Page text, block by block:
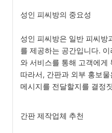
성인 피씨방의 중요성
성인 피씨방은 일반 피씨방
를 제공하는 공간입니다. 이
와 서비스를 통해 고객에게
따라서, 간판과 외부 홍보
메시지를 전달할지를 결정
간판 제작업체 추천